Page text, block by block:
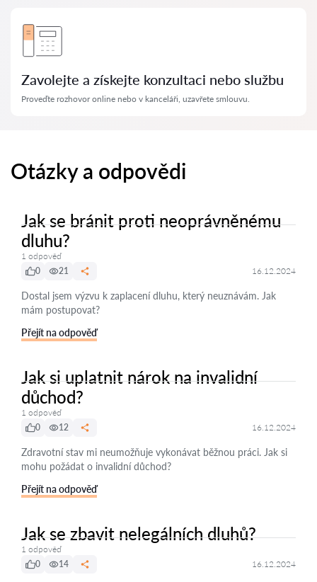
Zavolejte a získejte konzultaci nebo službu
Proveďte rozhovor online nebo v kanceláři, uzavřete smlouvu.
Otázky a odpovědi
Jak se bránit proti neoprávněnému
dluhu?
1 odpověď
0
21 16.12.2024
Dostal jsem výzvu k zaplacení dluhu, který neuznávám. Jak
mám postupovat?
Přejít na odpověď
Jak si uplatnit nárok na invalidní
důchod?
1 odpověď
0
12 16.12.2024
Zdravotní stav mi neumožňuje vykonávat běžnou práci. Jak si
mohu požádat o invalidní důchod?
Přejít na odpověď
Jak se zbavit nelegálních dluhů?
1 odpověď
0
14 16.12.2024